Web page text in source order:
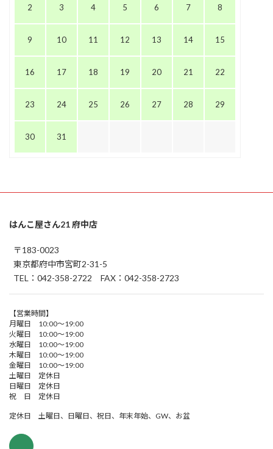
2 3 4 5 6 7 8
9 10 11 12 13 14 15
16 17 18 19 20 21 22
23 24 25 26 27 28 29
30 31
はんこ屋さん21 府中店
〒183-0023
東京都府中市宮町2-31-5
TEL：042-358-2722 FAX：042-358-2723
【営業時間】
月曜日 10:00～19:00
火曜日 10:00～19:00
水曜日 10:00～19:00
木曜日 10:00～19:00
金曜日 10:00～19:00
土曜日 定休日
日曜日 定休日
祝 日 定休日
定休日 土曜日、日曜日、祝日、年末年始、GW、お盆